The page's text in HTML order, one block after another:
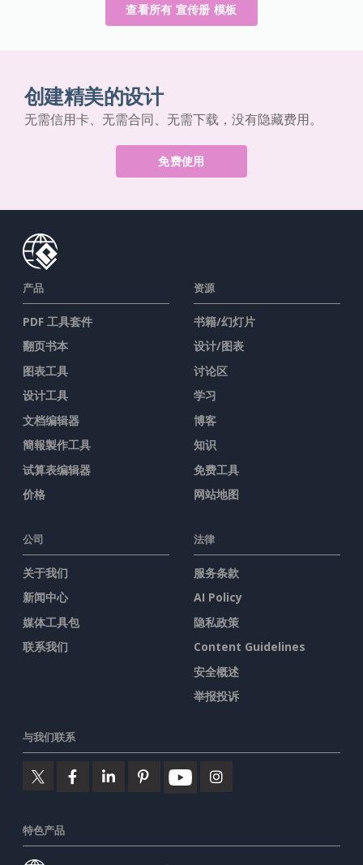
查看所有 宣传册 模板
创建精美的设计
无需信用卡、无需合同、无需下载，没有隐藏费用。
免费使用
产品
PDF 工具套件
翻页书本
图表工具
设计工具
文档编辑器
簡報製作工具
试算表编辑器
价格
资源
书籍/幻灯片
设计/图表
讨论区
学习
博客
知识
免费工具
网站地图
公司
关于我们
新闻中心
媒体工具包
联系我们
法律
服务条款
AI Policy
隐私政策
Content Guidelines
安全概述
举报投诉
与我们联系
特色产品